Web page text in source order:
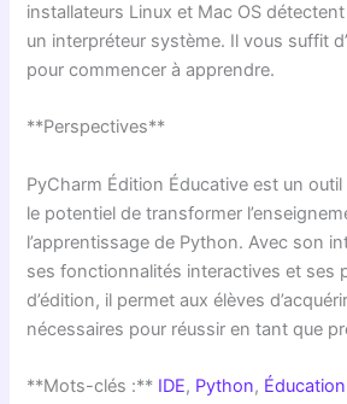
installateurs Linux et Mac OS
un interpréteur système. Il vous suffit
pour commencer à apprendre.
**Perspectives**
PyCharm Édition Éducative est un
le potentiel de transformer
l’apprentissage de Python. Avec son
ses fonctionnalités interactives et ses
d’édition, il permet aux élèves
nécessaires pour réussir en tant que
**Mots-clés :** IDE, Python, Éducation